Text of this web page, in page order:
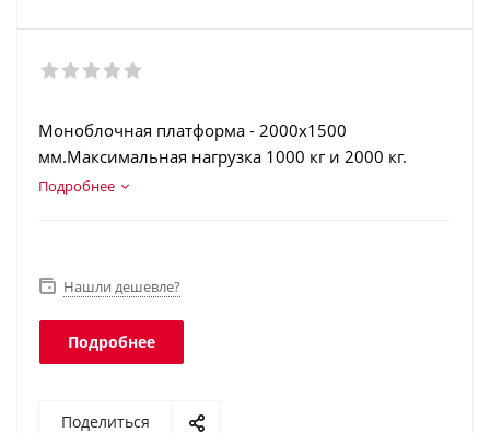
Моноблочная платформа - 2000х1500
мм.Максимальная нагрузка 1000 кг и 2000 кг.
Конструкционная сталь. Аккумулятор. Дозаторный
Подробнее
Нашли дешевле?
Подробнее
Поделиться